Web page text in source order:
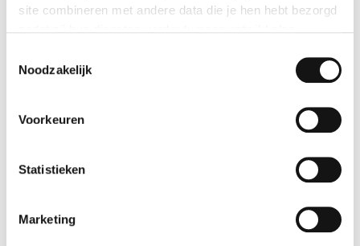
site combineren met andere data die je hen hebt bezorgd
Indien je dat toestaat, kunnen wij of onze partners onder
Informatie verzamelen over je geografische locatie
Bepaalde voorkeuren en profielen identificeren om
De strikt noodzakelijke cookies zijn nodig voor het goed
Noodzakelijk
Voorkeuren
Statistieken
Marketing